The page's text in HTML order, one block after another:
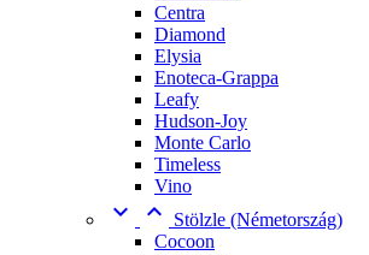
Centra
Diamond
Elysia
Enoteca-Grappa
Leafy
Hudson-Joy
Monte Carlo
Timeless
Vino
 
Stölzle (Németország)
Cocoon